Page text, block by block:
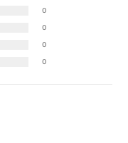
0
0
0
0